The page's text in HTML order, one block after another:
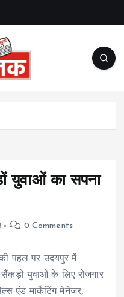
युवाओं का सपना
0 Comments
पहल पर उदयपुर में
सैंकड़ों युवाओं के लिए रोजगार
एंड मार्केटिंग मेनेजर,